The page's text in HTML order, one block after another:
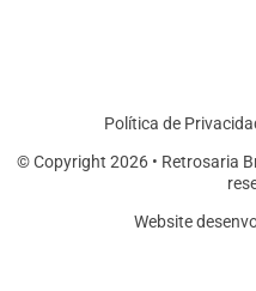
Política de
© Copyright 2026 • Retrosaria
Website